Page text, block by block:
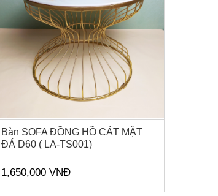
Bàn SOFA ĐỒNG HỒ CÁT MẶT
ĐÁ D60 ( LA-TS001)
1,650,000 VNĐ